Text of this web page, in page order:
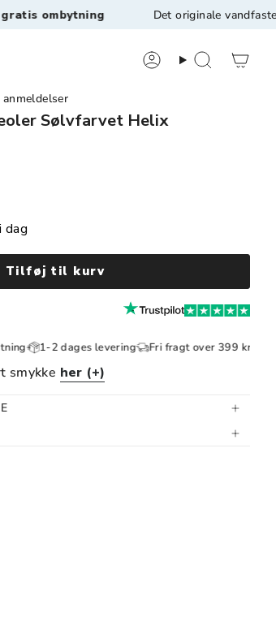
Det originale vandfaste smykkebrand
Sølvfarvet Helix
dag
Tilføj til kurv
dages levering Fri fragt over 399 kr. Gratis
smykke her (+)